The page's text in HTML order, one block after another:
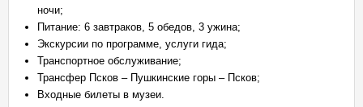
ночи;
Питание: 6 завтраков, 5 обедов, 3 ужина;
Экскурсии по программе, услуги гида;
Транспортное обслуживание;
Трансфер Псков – Пушкинские горы – Псков;
Входные билеты в музеи.